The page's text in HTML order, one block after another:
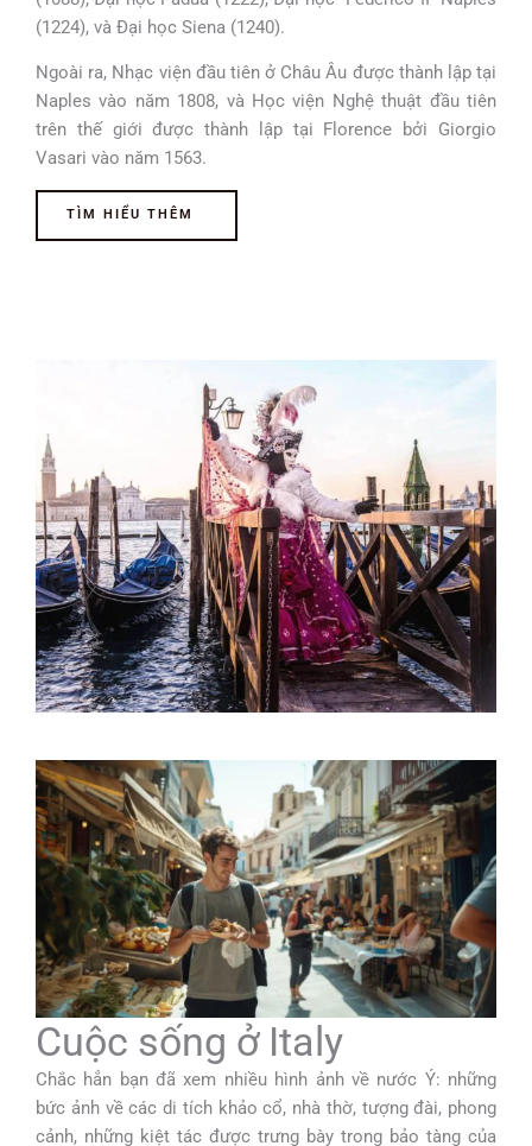
(1224), và Đại học Siena (1240).
Ngoài ra, Nhạc viện đầu tiên ở Châu Âu được thành lập tại
Naples vào năm 1808, và Học viện Nghệ thuật đầu tiên
trên thế giới được thành lập tại Florence bởi Giorgio
Vasari vào năm 1563.
TÌM HIỂU THÊM
Cuộc sống ở Italy
Chắc hẳn bạn đã xem nhiều hình ảnh về nước Ý: những
bức ảnh về các di tích khảo cổ, nhà thờ, tượng đài, phong
cảnh, những kiệt tác được trưng bày trong bảo tàng của